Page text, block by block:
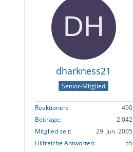
dharkness21
Senior-Mitglied
Reaktionen
490
Beiträge
2.042
Mitglied seit
29. Jun. 2005
Hilfreiche Antworten
55